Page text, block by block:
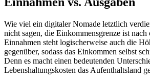
Wie viel ein digitaler Nomade letztlich
nicht sagen, die Einkommensgrenze ist
Einnahmen steht logischerweise auch die
gegenüber, sodass das Einkommen selbst
Denn es macht einen bedeutenden
Lebenshaltungskosten das Aufenthaltsland